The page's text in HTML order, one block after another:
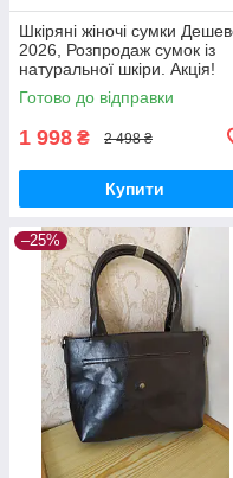
Шкіряні жіночі сумки
2026, Розпродаж сумок із
натуральної шкіри. Акція!
Готово до відправки
1 998 ₴ 2 498 ₴
Купити
–25%